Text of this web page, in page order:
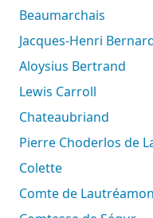
Beaumarchais
Jacques-Henri
Aloysius Bertrand
Lewis Carroll
Chateaubriand
Pierre Choderlos de
Colette
Comte de